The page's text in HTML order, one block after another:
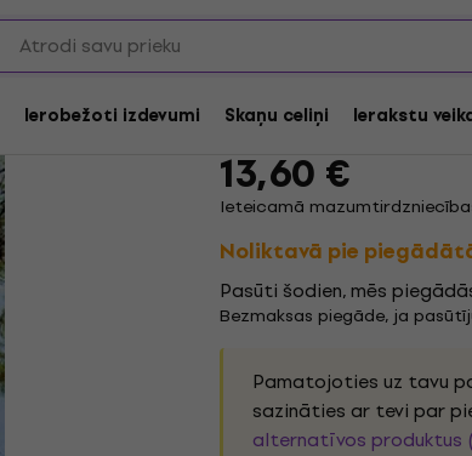
Ierobežoti izdevumi Skaņu celiņi Ierakstu
Al Pierson -
Zīmols: Al PiersonProdukta
13,60 €
Ieteicamā
Noliktavā pie
Pasūti šodien, mēs
Bezmaksas piegāde, ja
Pamatojoties uz tavu
sazināties ar tevi par
alternatīvos produktus